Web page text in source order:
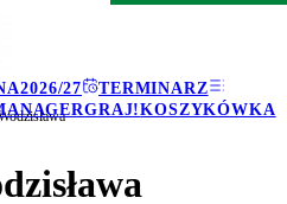
2026/27
TERMINARZ
GRAJ!KOSZYKÓWKA